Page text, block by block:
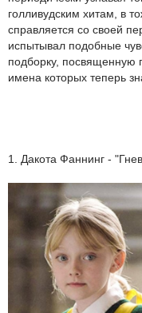
голливудским хитам, в
справляется со своей
испытывал подобные
подборку, посвященную
имена которых теперь
1. Дакота Фаннинг -